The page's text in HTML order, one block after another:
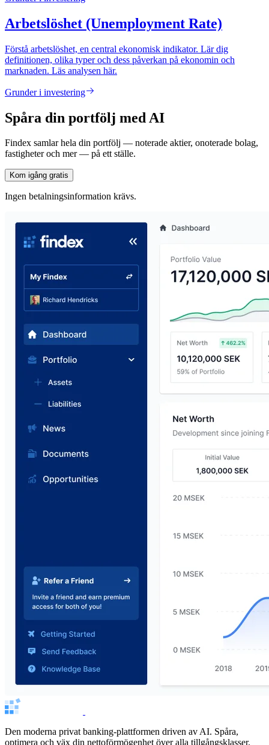
Arbetslöshet (Unemployment Rate)
Förstå arbetslöshet, en central ekonomisk indikator. Lär dig
definitionen, olika typer och dess påverkan på ekonomin och
marknaden. Läs analysen här.
Grunder i investering
Spåra din portfölj med AI
Findex samlar hela din portfölj — noterade aktier, onoterade bolag,
fastigheter och mer — på ett ställe.
Kom igång gratis
Ingen betalningsinformation krävs.
Den moderna privat banking-plattformen driven av AI. Spåra,
optimera och väx din nettoförmögenhet över alla tillgångsklasser.